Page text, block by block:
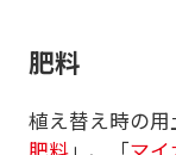
肥料
植え替え時の